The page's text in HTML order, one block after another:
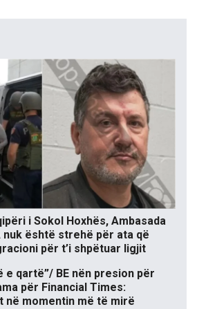
i Sokol Hoxhës, Ambasada
nuk është strehë për ata që
për t’i shpëtuar ligjit
e qartë”/ BE nën presion për
për Financial Times:
në momentin më të mirë